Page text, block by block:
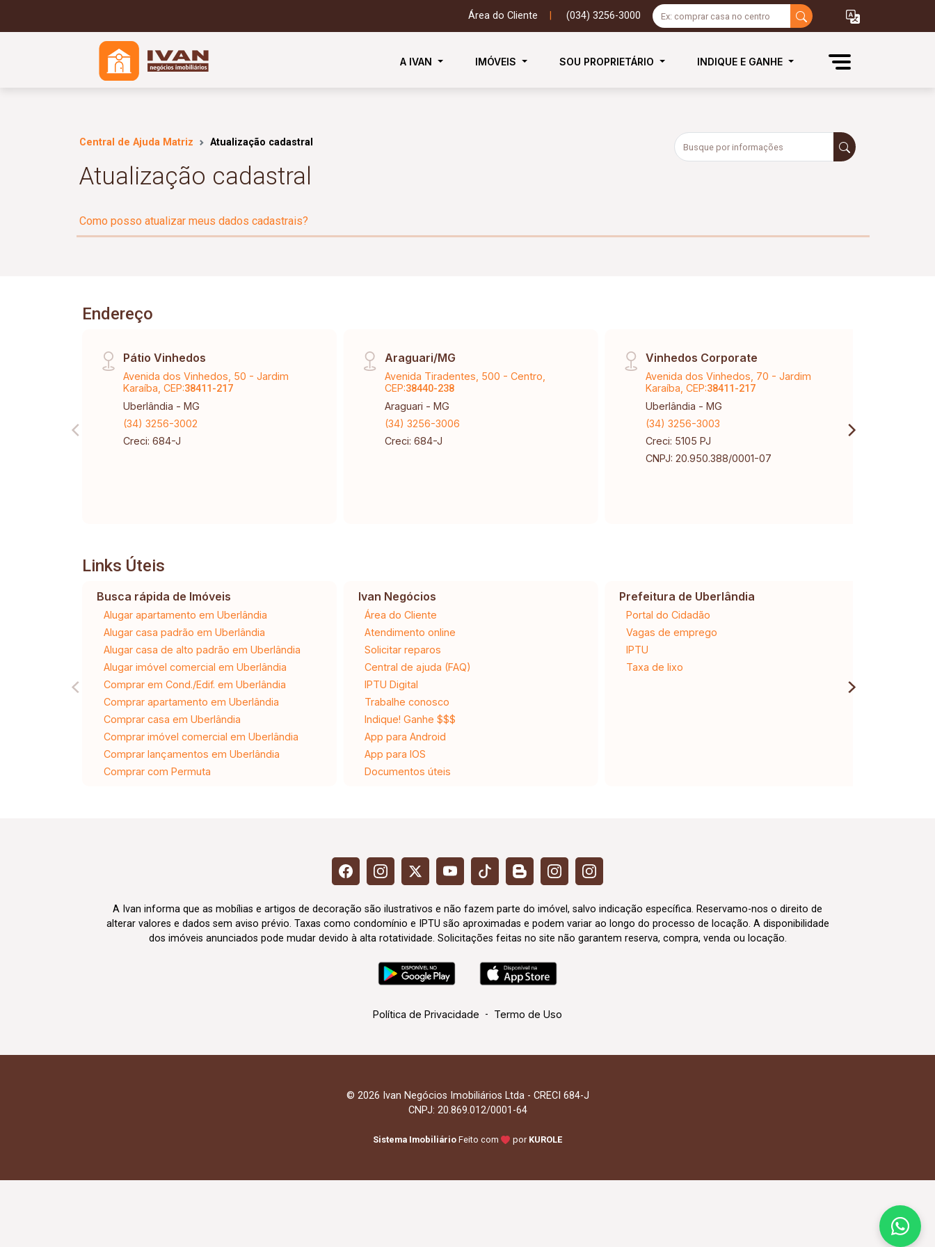
Área do Cliente (034) 3256-3000
A IVAN IMÓVEIS SOU PROPRIETÁRIO INDIQUE E GANHE
Central de Ajuda Matriz Atualização cadastral
Atualização cadastral
Como posso atualizar meus dados cadastrais?
Endereço
Pátio Vinhedos
Avenida dos Vinhedos, 50 - Jardim
Karaíba, CEP:38411-217
Uberlândia - MG
(34) 3256-3002
Creci: 684-J
Araguari/MG
Avenida Tiradentes, 500 - Centro,
CEP:38440-238
Araguari - MG
(34) 3256-3006
Creci: 684-J
Vinhedos Corporate
Avenida dos Vinhedos, 70 - Jardim
Karaíba, CEP:38411-217
Uberlândia - MG
(34) 3256-3003
Creci: 5105 PJ
CNPJ: 20.950.388/0001-07
Links Úteis
Busca rápida de Imóveis
Alugar apartamento em Uberlândia
Alugar casa padrão em Uberlândia
Alugar casa de alto padrão em Uberlândia
Alugar imóvel comercial em Uberlândia
Comprar em Cond./Edif. em Uberlândia
Comprar apartamento em Uberlândia
Comprar casa em Uberlândia
Comprar imóvel comercial em Uberlândia
Comprar lançamentos em Uberlândia
Comprar com Permuta
Ivan Negócios
Área do Cliente
Atendimento online
Solicitar reparos
Central de ajuda (FAQ)
IPTU Digital
Trabalhe conosco
Indique! Ganhe $$$
App para Android
App para IOS
Documentos úteis
Prefeitura de Uberlândia
Portal do Cidadão
Vagas de emprego
IPTU
Taxa de lixo
A Ivan informa que as mobílias e artigos de decoração são ilustrativos e não fazem parte do imóvel, salvo indicação específica. Reservamo-nos o direito de
alterar valores e dados sem aviso prévio. Taxas como condomínio e IPTU são aproximadas e podem variar ao longo do processo de locação. A disponibilidade
dos imóveis anunciados pode mudar devido à alta rotatividade. Solicitações feitas no site não garantem reserva, compra, venda ou locação.
Política de Privacidade - Termo de Uso
© 2026 Ivan Negócios Imobiliários Ltda - CRECI 684-J
CNPJ: 20.869.012/0001-64
Sistema Imobiliário Feito com por KUROLE